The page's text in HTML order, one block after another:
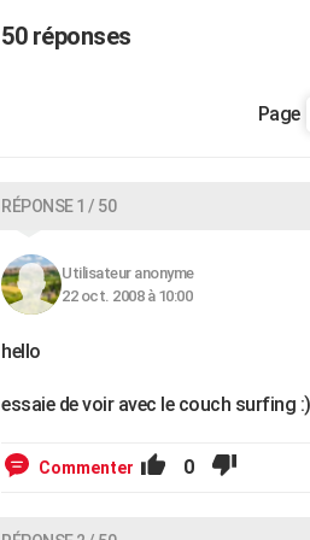
50 réponses
RÉPONSE 1 / 50
Utilisateur anonyme
22 oct. 2008 à 10:00
hello
essaie de voir avec le couch surfing :)
Commenter 0